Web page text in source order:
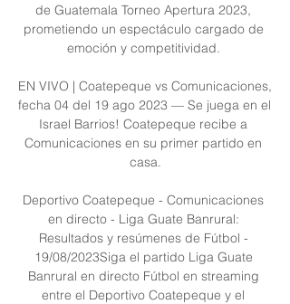
de Guatemala Torneo Apertura 2023,
prometiendo un espectáculo cargado de
emoción y competitividad.
EN VIVO | Coatepeque vs Comunicaciones,
fecha 04 del 19 ago 2023 — Se juega en el
Israel Barrios! Coatepeque recibe a
Comunicaciones en su primer partido en
casa.
Deportivo Coatepeque - Comunicaciones
en directo - Liga Guate Banrural:
Resultados y resúmenes de Fútbol -
19/08/2023Siga el partido Liga Guate
Banrural en directo Fútbol en streaming
entre el Deportivo Coatepeque y el